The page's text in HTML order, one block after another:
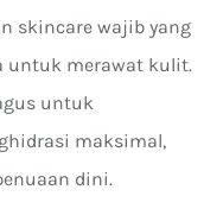
skincare wajib yang
untuk merawat kulit.
untuk
maksimal,
dini.